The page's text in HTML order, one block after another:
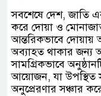
সবশেষে দেশ, জাতি
করে দোয়া ও
আন্তরিকভাবে দোয়ায়
অব্যাহত থাকার জন্য
সামগ্রিকভাবে
আয়োজন, যা উপস্থিত
অনুপ্রেরণার সঞ্চার